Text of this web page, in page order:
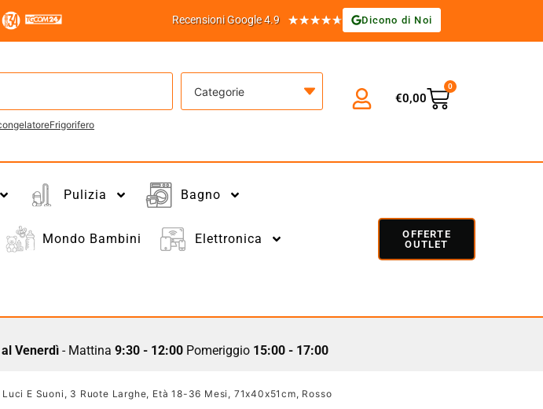
Recensioni Google 4.9 ★★★★★ Dicono di Noi
Categorie
Frigorifero
€0,00
0
Pulizia Bagno
Mondo Bambini Elettronica
OFFERTE
OUTLET
Venerdì- Mattina 9:30 - 12:00Pomeriggio 15:00 - 17:00
E Suoni, 3 Ruote Larghe, Età 18-36 Mesi, 71x40x51cm, Rosso